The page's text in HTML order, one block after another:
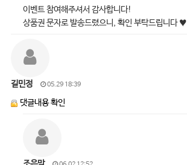
이벤트 참여해주셔서 감사합니다!
상품권 문자로 발송드렸으니, 확인 부탁드립니다 ♥
길민정 05.29 18:39
댓글내용 확인